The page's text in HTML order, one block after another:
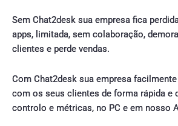
Sem Chat2desk sua empresa fica
apps, limitada, sem colaboração,
clientes e perde vendas.
Com Chat2desk sua empresa
com os seus clientes de forma rápida e
controlo e métricas, no PC e em nosso